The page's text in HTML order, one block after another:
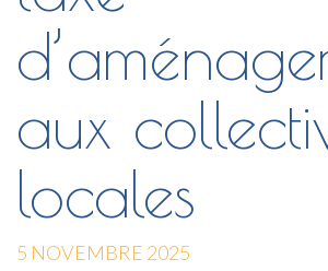
aux
locales
5 NOVEMBRE 2025